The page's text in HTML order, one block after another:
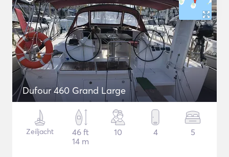
Dufour 460 Grand Large
Zeiljacht
46 ft
14 m
10 4 5